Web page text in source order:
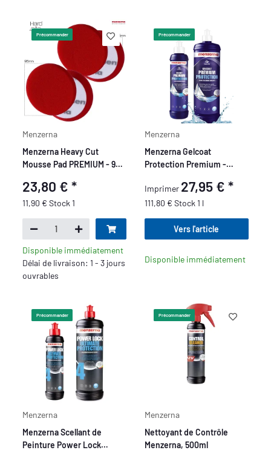
Précommander
Menzerna
Menzerna Heavy Cut
Mousse Pad PREMIUM - 95
23,80 €*
11,90 € Stock 1
Disponible immédiatement
Délai de livraison: 1 - 3 jours
ouvrables
Précommander
Menzerna
Menzerna Gelcoat
Protection Premium -
Imprimer 27,95 € *
111,80 € Stock 1 l
Vers l'article
Disponible immédiatement
Précommander
Menzerna
Menzerna Scellant de
Peinture Power Lock
Précommander
Menzerna
Nettoyant de Contrôle
Menzerna, 500ml